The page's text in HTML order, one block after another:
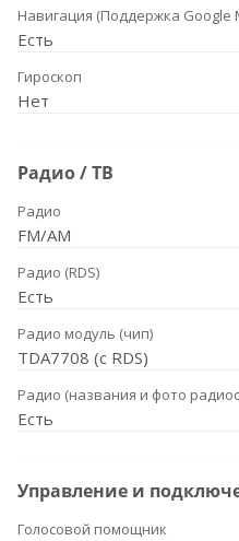
Навигация (Поддержка Google
Есть
Гироскоп
Нет
Радио / ТВ
Радио
FM/AM
Радио (RDS)
Есть
Радио модуль (чип)
TDA7708 (с RDS)
Радио (названия и фото
Есть
Управление и
Голосовой помощник